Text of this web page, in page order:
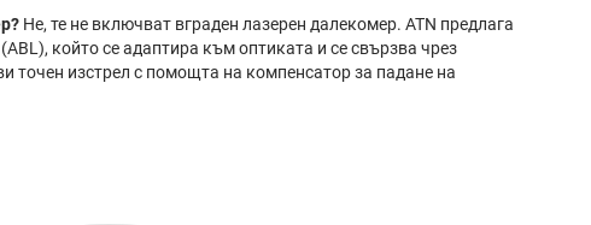
Не, те не включват вграден лазерен далекомер. ATN предлага
който се адаптира към оптиката и се свързва чрез
точен изстрел с помощта на компенсатор за падане на